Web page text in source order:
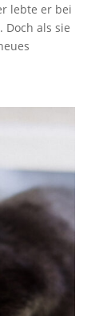
lebte er bei
als sie